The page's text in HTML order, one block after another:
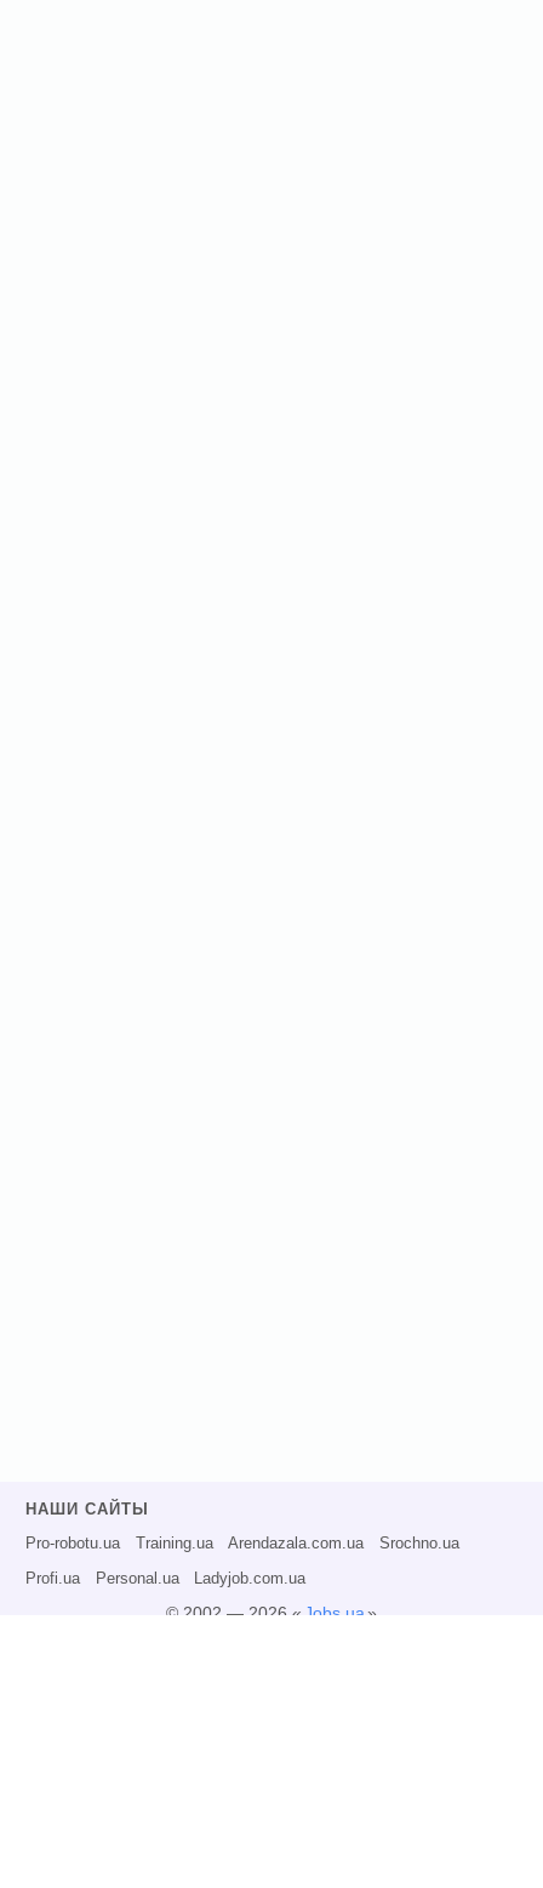
НАШИ САЙТЫ
Pro-robotu.ua Training.ua Arendazala.com.ua Srochno.ua
Profi.ua Personal.ua Ladyjob.com.ua
© 2002 — 2026 « Jobs.ua»